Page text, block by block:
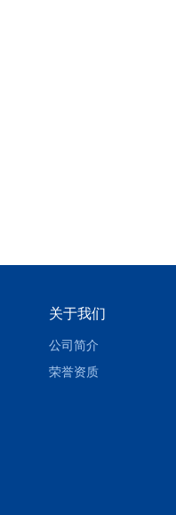
关于我们
公司简介
荣誉资质